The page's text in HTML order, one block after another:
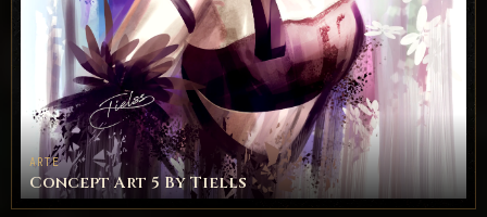
ARTE
Concept Art 5 By Tiells